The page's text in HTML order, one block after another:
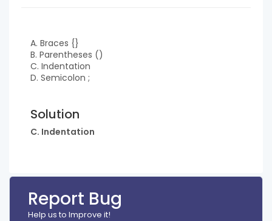
A. Braces {}
B. Parentheses ()
C. Indentation
D. Semicolon ;
Solution
C. Indentation
Report Bug
Help us to Improve it!